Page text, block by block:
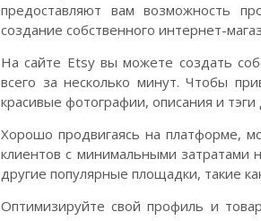
предоставляют вам возможность
создание собственного интернет-
На сайте Etsy вы можете создать
всего за несколько минут. Чтобы
красивые фотографии, описания и тэги
Хорошо продвигаясь на платформе,
клиентов с минимальными затратами
другие популярные площадки, такие
Оптимизируйте свой профиль и